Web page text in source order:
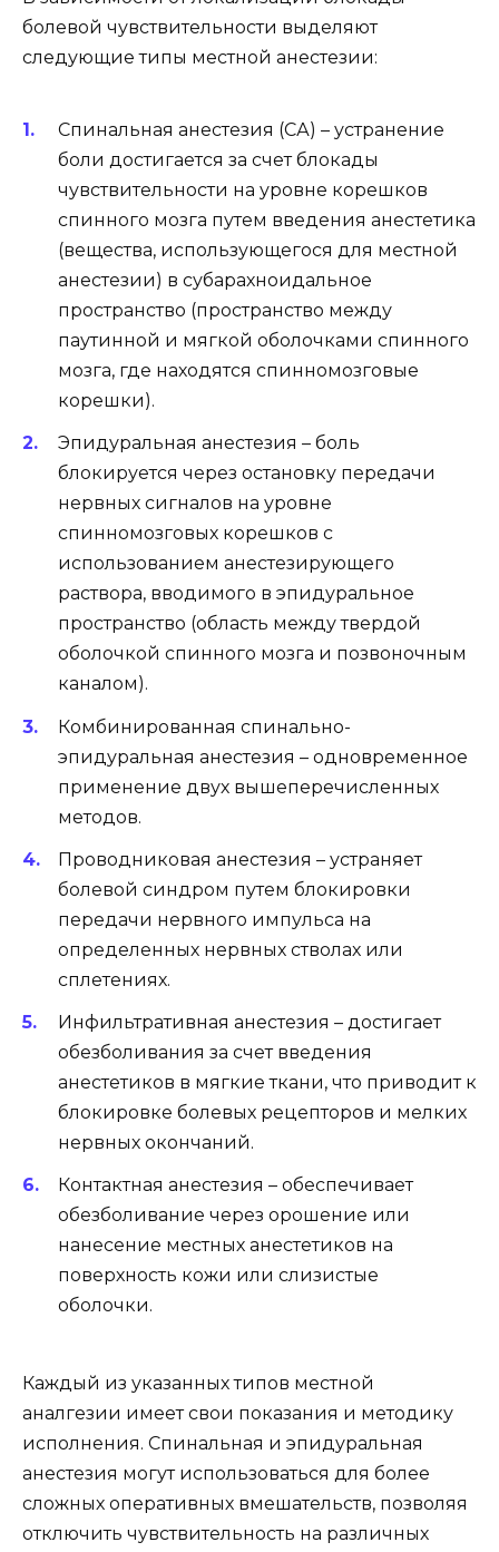
болевой чувствительности выделяют
следующие типы местной анестезии:
Спинальная анестезия (СА) – устранение
боли достигается за счет блокады
чувствительности на уровне корешков
спинного мозга путем введения анестетика
(вещества, использующегося для местной
анестезии) в субарахноидальное
пространство (пространство между
паутинной и мягкой оболочками спинного
мозга, где находятся спинномозговые
корешки).
Эпидуральная анестезия – боль
блокируется через остановку передачи
нервных сигналов на уровне
спинномозговых корешков с
использованием анестезирующего
раствора, вводимого в эпидуральное
пространство (область между твердой
оболочкой спинного мозга и позвоночным
каналом).
Комбинированная спинально-
эпидуральная анестезия – одновременное
применение двух вышеперечисленных
методов.
Проводниковая анестезия – устраняет
болевой синдром путем блокировки
передачи нервного импульса на
определенных нервных стволах или
сплетениях.
Инфильтративная анестезия – достигает
обезболивания за счет введения
анестетиков в мягкие ткани, что приводит к
блокировке болевых рецепторов и мелких
нервных окончаний.
Контактная анестезия – обеспечивает
обезболивание через орошение или
нанесение местных анестетиков на
поверхность кожи или слизистые
оболочки.
Каждый из указанных типов местной
аналгезии имеет свои показания и методику
исполнения. Спинальная и эпидуральная
анестезия могут использоваться для более
сложных оперативных вмешательств, позволяя
отключить чувствительность на различных